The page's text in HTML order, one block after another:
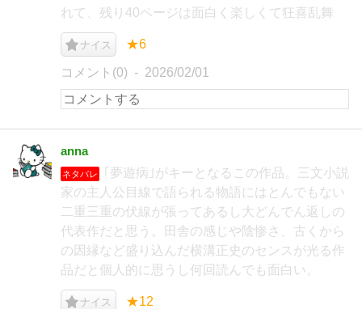
れて、残り40ページは面白く楽しくて狂喜乱舞
ナイス ★6
コメント(0) 2026/02/01
anna
ネタバレ
｢夢遊病｣がキーとなるこの作品。三文小説
家の主人公目線で語られる物語にはとんでもない
二重三重の伏線が張ってあるし大どんでん返しの
代表作だと思う。田舎の感じや陰惨さ、古くから
の因縁など盛り込んだ横溝正史のセンスが光る作
品だと個人的に思うし何回読んでも面白い。
ナイス ★12